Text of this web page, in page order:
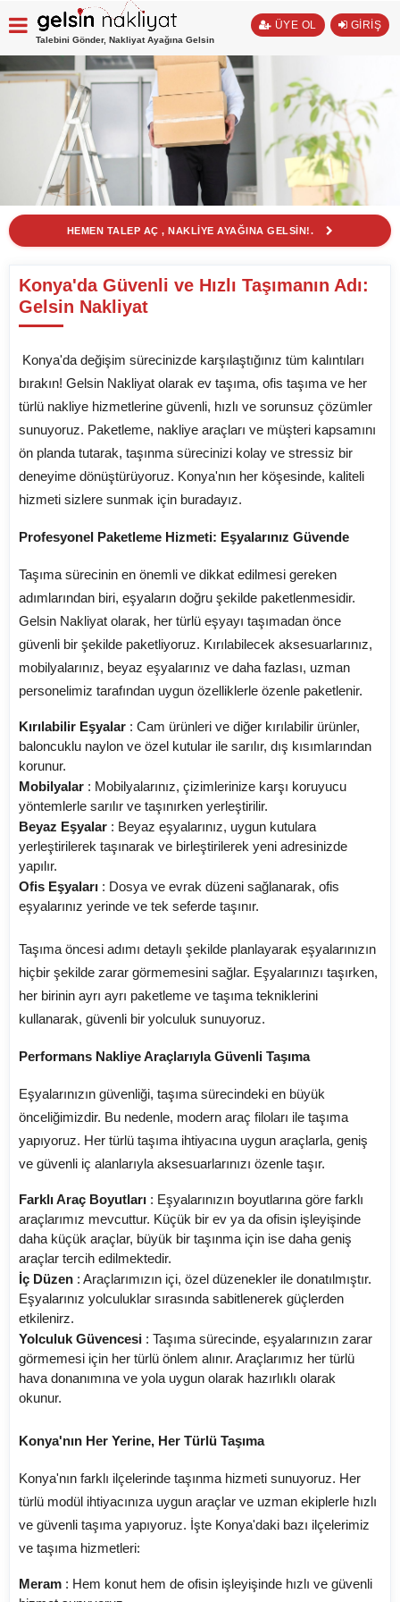
Talebini Gönder, Nakliyat Ayağına Gelsin
ÜYE OL GİRİŞ
HEMEN TALEP AÇ , NAKLİYE AYAĞINA GELSİN!.
Konya'da Güvenli ve Hızlı Taşımanın Adı:
Gelsin Nakliyat
Konya'da değişim sürecinizde karşılaştığınız tüm kalıntıları
bırakın! Gelsin Nakliyat olarak ev taşıma, ofis taşıma ve her
türlü nakliye hizmetlerine güvenli, hızlı ve sorunsuz çözümler
sunuyoruz. Paketleme, nakliye araçları ve müşteri kapsamını
ön planda tutarak, taşınma sürecinizi kolay ve stressiz bir
deneyime dönüştürüyoruz. Konya'nın her köşesinde, kaliteli
hizmeti sizlere sunmak için buradayız.
Profesyonel Paketleme Hizmeti: Eşyalarınız Güvende
Taşıma sürecinin en önemli ve dikkat edilmesi gereken
adımlarından biri, eşyaların doğru şekilde paketlenmesidir.
Gelsin Nakliyat olarak, her türlü eşyayı taşımadan önce
güvenli bir şekilde paketliyoruz. Kırılabilecek aksesuarlarınız,
mobilyalarınız, beyaz eşyalarınız ve daha fazlası, uzman
personelimiz tarafından uygun özelliklerle özenle paketlenir.
Kırılabilir Eşyalar : Cam ürünleri ve diğer kırılabilir ürünler,
baloncuklu naylon ve özel kutular ile sarılır, dış kısımlarından
korunur.
Mobilyalar : Mobilyalarınız, çizimlerinize karşı koruyucu
yöntemlerle sarılır ve taşınırken yerleştirilir.
Beyaz Eşyalar : Beyaz eşyalarınız, uygun kutulara
yerleştirilerek taşınarak ve birleştirilerek yeni adresinizde
yapılır.
Ofis Eşyaları : Dosya ve evrak düzeni sağlanarak, ofis
eşyalarınız yerinde ve tek seferde taşınır.
Taşıma öncesi adımı detaylı şekilde planlayarak eşyalarınızın
hiçbir şekilde zarar görmemesini sağlar. Eşyalarınızı taşırken,
her birinin ayrı ayrı paketleme ve taşıma tekniklerini
kullanarak, güvenli bir yolculuk sunuyoruz.
Performans Nakliye Araçlarıyla Güvenli Taşıma
Eşyalarınızın güvenliği, taşıma sürecindeki en büyük
önceliğimizdir. Bu nedenle, modern araç filoları ile taşıma
yapıyoruz. Her türlü taşıma ihtiyacına uygun araçlarla, geniş
ve güvenli iç alanlarıyla aksesuarlarınızı özenle taşır.
Farklı Araç Boyutları : Eşyalarınızın boyutlarına göre farklı
araçlarımız mevcuttur. Küçük bir ev ya da ofisin işleyişinde
daha küçük araçlar, büyük bir taşınma için ise daha geniş
araçlar tercih edilmektedir.
İç Düzen : Araçlarımızın içi, özel düzenekler ile donatılmıştır.
Eşyalarınız yolculuklar sırasında sabitlenerek güçlerden
etkilenirz.
Yolculuk Güvencesi : Taşıma sürecinde, eşyalarınızın zarar
görmemesi için her türlü önlem alınır. Araçlarımız her türlü
hava donanımına ve yola uygun olarak hazırlıklı olarak
okunur.
Konya'nın Her Yerine, Her Türlü Taşıma
Konya'nın farklı ilçelerinde taşınma hizmeti sunuyoruz. Her
türlü modül ihtiyacınıza uygun araçlar ve uzman ekiplerle hızlı
ve güvenli taşıma yapıyoruz. İşte Konya'daki bazı ilçelerimiz
ve taşıma hizmetleri:
Meram : Hem konut hem de ofisin işleyişinde hızlı ve güvenli